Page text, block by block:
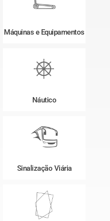
Máquinas e Equipamentos
Náutico
Sinalização Viária